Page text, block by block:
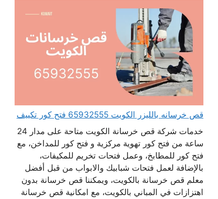
قص خرسانه بالليزر الكويت 65932555 فتح كور تكييف
خدمات شركة قص خرسانة الكويت متاحة على مدار 24
ساعة من فتح كور تهوية مركزية و فتح كور للمداخن، مع
فتح كور للمطابخ، وعمل فتحات تخريم للمكيفات،
بالإضافة لعمل فتحات شبابيك والابواب من قبل أفضل
معلم قص خرسانة بالكويت، ويمكننا قص خرسانة بدون
اهتزازات في المباني بالكويت، مع امكانية قص خرسانة